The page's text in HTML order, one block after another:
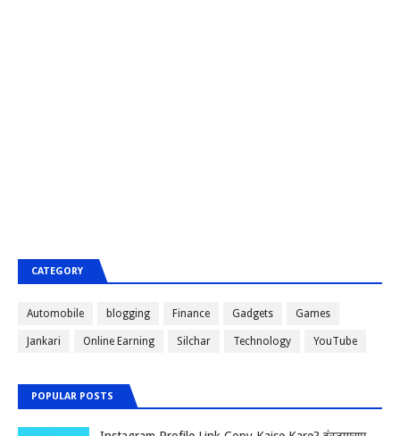
CATEGORY
Automobile blogging Finance Gadgets Games
Jankari Online Earning Silchar Technology YouTube
POPULAR POSTS